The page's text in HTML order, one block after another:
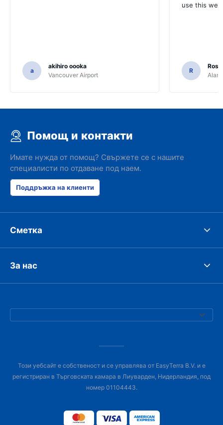
a
akihiro oooka
Vancouver Airport
use this
R
Помощ и контакти
Имате нужда от помощ? Свържете се с нашите
специалисти по отдаване под наем.
Поддръжка на клиенти
Сметка
За нас
Този уебсайт е собственост и се управлява от EasyTerra B.V. и е
регистриран в Търговската камара в Лиуварден, Нидерландия, под
номер 01104443.